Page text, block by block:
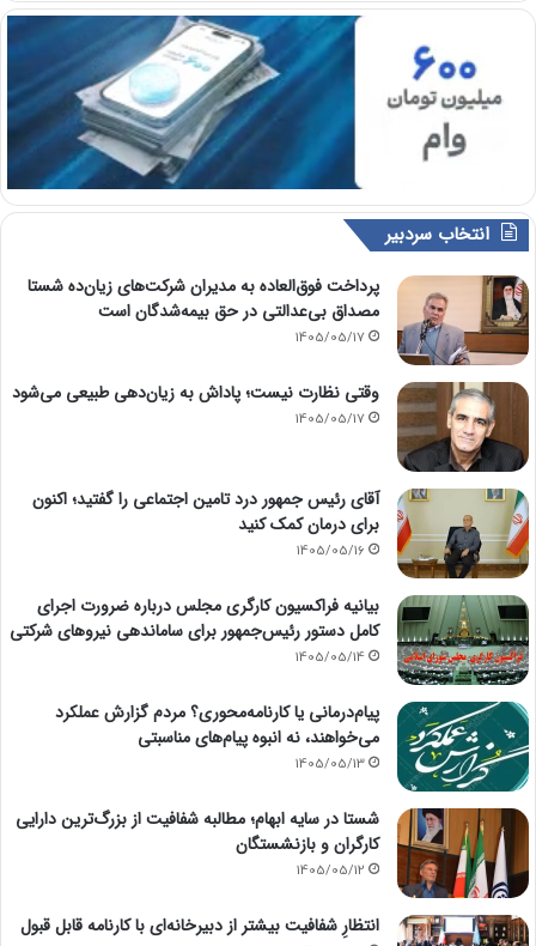
انتخاب سردبیر
پرداخت فوق‌العاده به مدیران شرکت‌های زیان‌ده شستا
مصداق بی‌عدالتی در حق بیمه‌شدگان است
1405/05/17
وقتی نظارت نیست؛ پاداش به زیان‌دهی طبیعی می‌شود
1405/05/17
آقای رئیس جمهور درد تامین اجتماعی را گفتید؛ اکنون
برای درمان کمک کنید
1405/05/16
بیانیه فراکسیون کارگری مجلس درباره ضرورت اجرای
کامل دستور رئیس‌جمهور برای ساماندهی نیروهای شرکتی
1405/05/14
پیام‌درمانی یا کارنامه‌محوری؟ مردم گزارش عملکرد
می‌خواهند، نه انبوه پیام‌های مناسبتی
1405/05/13
شستا در سایه ابهام؛ مطالبه شفافیت از بزرگ‌ترین دارایی
کارگران و بازنشستگان
1405/05/12
انتظارِ شفافیت بیشتر از دبیرخانه‌ای با کارنامه قابل قبول